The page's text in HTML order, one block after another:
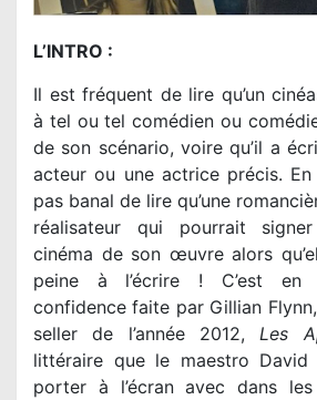
L’INTRO :
Il est fréquent de lire qu’un
à tel ou tel comédien ou
de son scénario, voire qu’il a
acteur ou une actrice précis. En
pas banal de lire qu’une
réalisateur qui pourrait
cinéma de son œuvre alors
peine à l’écrire ! C’est en
confidence faite par Gillian
seller de l’année 2012, Les
littéraire que le maestro
porter à l’écran avec dans